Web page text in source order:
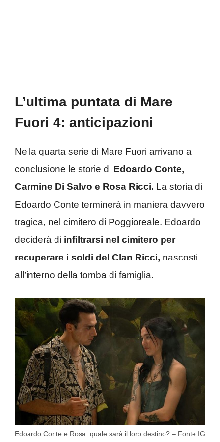
L’ultima puntata di Mare
Fuori 4: anticipazioni
Nella quarta serie di Mare Fuori arrivano a
conclusione le storie di Edoardo Conte,
Carmine Di Salvo e Rosa Ricci. La storia di
Edoardo Conte terminerà in maniera davvero
tragica, nel cimitero di Poggioreale. Edoardo
deciderà di infiltrarsi nel cimitero per
recuperare i soldi del Clan Ricci, nascosti
all’interno della tomba di famiglia.
Edoardo Conte e Rosa: quale sarà il loro destino? – Fonte IG